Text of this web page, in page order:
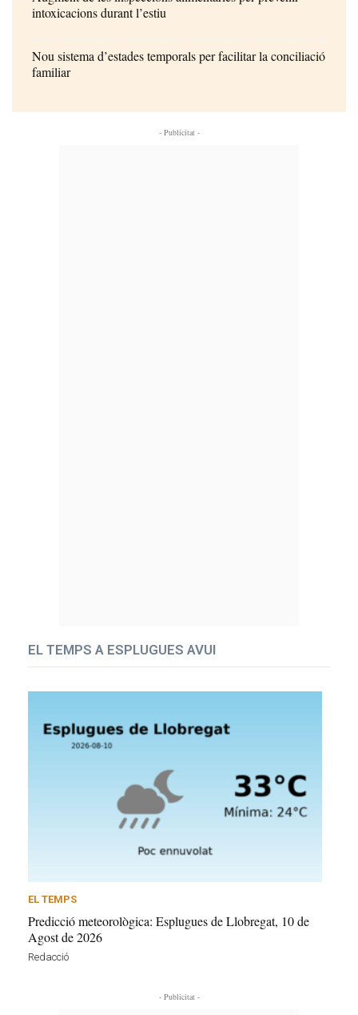
intoxicacions durant l’estiu
Nou sistema d’estades temporals per facilitar la conciliació
familiar
- Publicitat -
EL TEMPS A ESPLUGUES AVUI
EL TEMPS
Predicció meteorològica: Esplugues de Llobregat, 10 de
Agost de 2026
Redacció
- Publicitat -